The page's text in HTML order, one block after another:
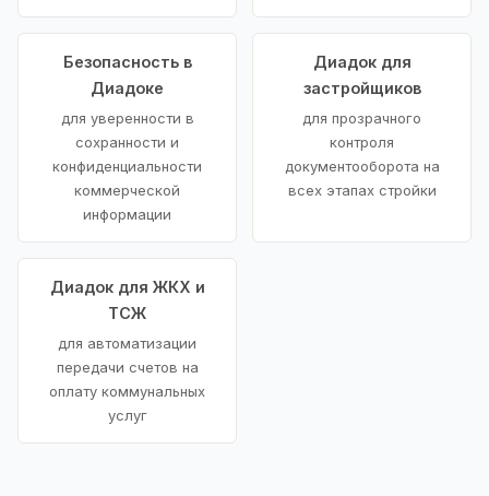
Безопасность в
Диадоке
для уверенности в
сохранности и
конфиденциальности
коммерческой
информации
Диадок для
застройщиков
для прозрачного
контроля
документооборота на
всех этапах стройки
Диадок для ЖКХ и
ТСЖ
для автоматизации
передачи счетов на
оплату коммунальных
услуг